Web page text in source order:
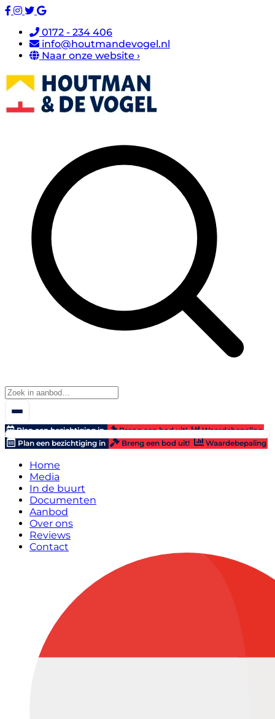
0172 - 234 406
info@houtmandevogel.nl
Naar onze website ›
Plan een bezichtiging in Breng een bod uit!
Waardebepaling
Plan een bezichtiging in
Breng een bod uit! Waardebepaling
Home
Media
In de buurt
Documenten
Aanbod
Over ons
Reviews
Contact